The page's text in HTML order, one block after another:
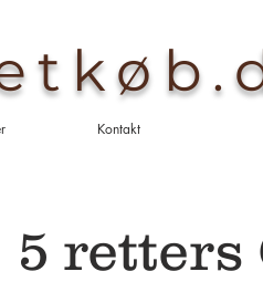
Kontakt
5 retters